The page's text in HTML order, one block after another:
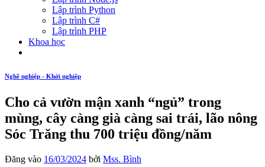
Lập trình Python
Lập trình C#
Lập trình PHP
Khoa học
Nghề nghiệp - Khởi nghiệp
Cho cả vườn mận xanh “ngủ” trong
mùng, cây càng già càng sai trái, lão nông
Sóc Trăng thu 700 triệu đồng/năm
Đăng vào 16/03/2024 bởi Mss. Bình